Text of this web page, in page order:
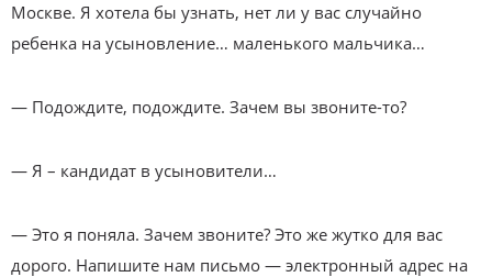
Москве. Я хотела бы узнать, нет ли у вас случайно
ребенка на усыновление… маленького мальчика…
— Подождите, подождите. Зачем вы звоните-то?
— Я – кандидат в усыновители…
— Это я поняла. Зачем звоните? Это же жутко для вас
дорого. Напишите нам письмо — электронный адрес на